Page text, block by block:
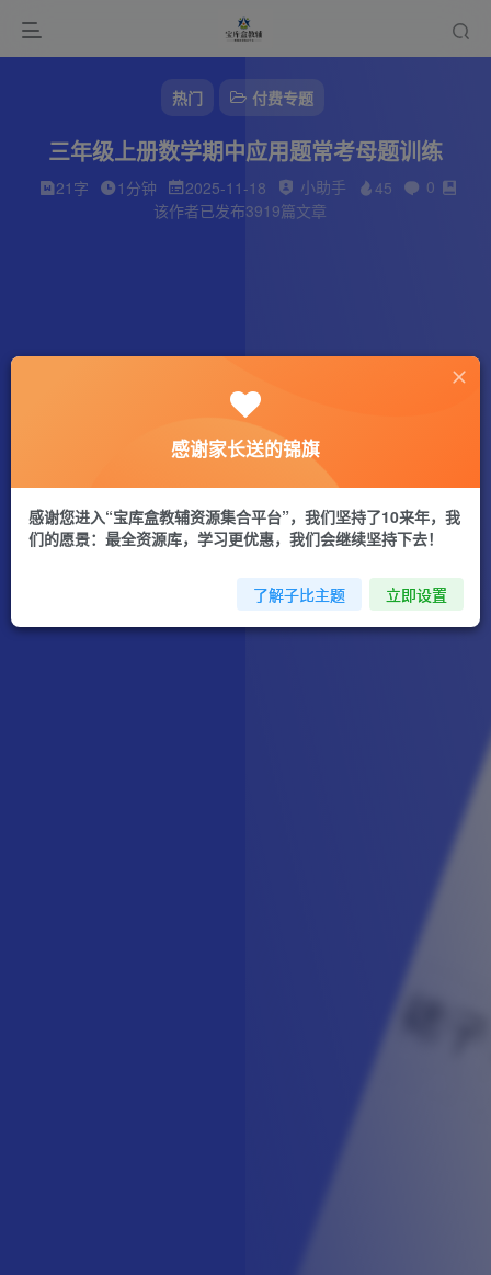
热门 付费专题
三年级上册数学期中应用题常考母题训练
21字 1分钟 2025-11-18 小助手 45
0
该作者已发布3919篇文章
感谢家长送的锦旗
感谢您进入“宝库盒教辅资源集合平台”，我们坚持了10来年，我
们的愿景：最全资源库，学习更优惠，我们会继续坚持下去！
了解子比主题 立即设置